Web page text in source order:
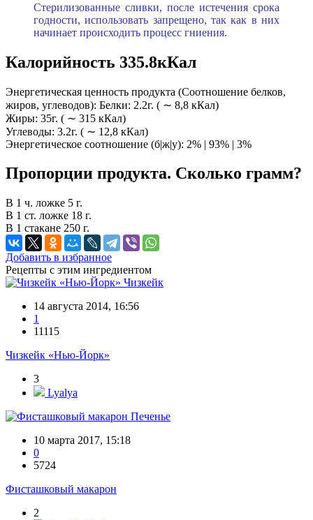
Стерилизованные сливки, после истечения срока
годности, использовать запрещено, так как в них
начинает происходить процесс гниения.
Калорийность 335.8кКал
Энергетическая ценность продукта (Соотношение белков,
жиров, углеводов): Белки: 2.2г. ( ∼ 8,8 кКал)
Жиры: 35г. ( ∼ 315 кКал)
Углеводы: 3.2г. ( ∼ 12,8 кКал)
Энергетическое соотношение (б|ж|у): 2% | 93% | 3%
Пропорции продукта. Сколько грамм?
В 1 ч. ложке 5 г.
В 1 ст. ложке 18 г.
В 1 стакане 250 г.
Добавить в избранное
Рецепты с этим ингредиентом
Чизкейк
14 августа 2014, 16:56
1
11115
Чизкейк «Нью-Йорк»
3
Lyalya
Печенье
10 марта 2017, 15:18
0
5724
Фисташковый макарон
2